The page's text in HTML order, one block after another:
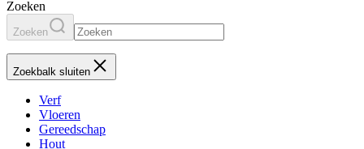
Zoeken
Zoeken
Zoekbalk sluiten
Verf
Vloeren
Gereedschap
Hout